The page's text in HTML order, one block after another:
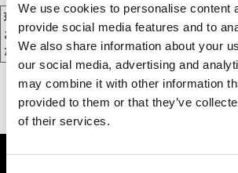
We use cookies to personalise content
provide social media features and to
We also share information about your
our social media, advertising and
may combine it with other information
provided to them or that they’ve
of their services.
現在、カートには商品が入っておりません。
お買い物を続けるには下の 「お買い物を続け
ださい。